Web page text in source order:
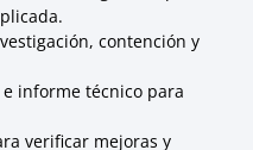
contención y
informe técnico para
verificar mejoras y